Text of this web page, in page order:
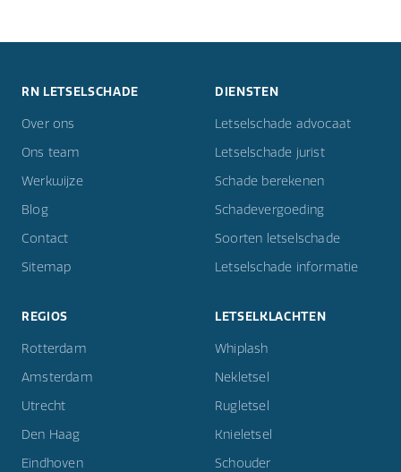
RN LETSELSCHADE
Over ons
Ons team
Werkwijze
Blog
Contact
Sitemap
DIENSTEN
Letselschade advocaat
Letselschade jurist
Schade berekenen
Schadevergoeding
Soorten letselschade
Letselschade informatie
REGIOS
Rotterdam
Amsterdam
Utrecht
Den Haag
Eindhoven
LETSELKLACHTEN
Whiplash
Nekletsel
Rugletsel
Knieletsel
Schouder